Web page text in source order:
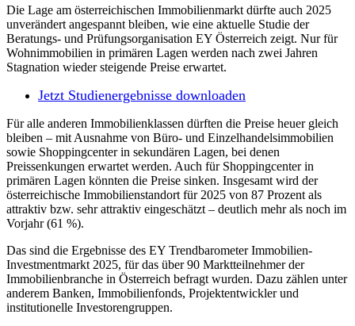
Die Lage am österreichischen Immobilienmarkt dürfte auch 2025
unverändert angespannt bleiben, wie eine aktuelle Studie der
Beratungs- und Prüfungsorganisation EY Österreich zeigt. Nur für
Wohnimmobilien in primären Lagen werden nach zwei Jahren
Stagnation wieder steigende Preise erwartet.
Jetzt Studienergebnisse downloaden
Für alle anderen Immobilienklassen dürften die Preise heuer gleich
bleiben – mit Ausnahme von Büro- und Einzelhandelsimmobilien
sowie Shoppingcenter in sekundären Lagen, bei denen
Preissenkungen erwartet werden. Auch für Shoppingcenter in
primären Lagen könnten die Preise sinken. Insgesamt wird der
österreichische Immobilienstandort für 2025 von 87 Prozent als
attraktiv bzw. sehr attraktiv eingeschätzt – deutlich mehr als noch im
Vorjahr (61 %).
Das sind die Ergebnisse des EY Trendbarometer Immobilien-
Investmentmarkt 2025, für das über 90 Marktteilnehmer der
Immobilienbranche in Österreich befragt wurden. Dazu zählen unter
anderem Banken, Immobilienfonds, Projektentwickler und
institutionelle Investorengruppen.